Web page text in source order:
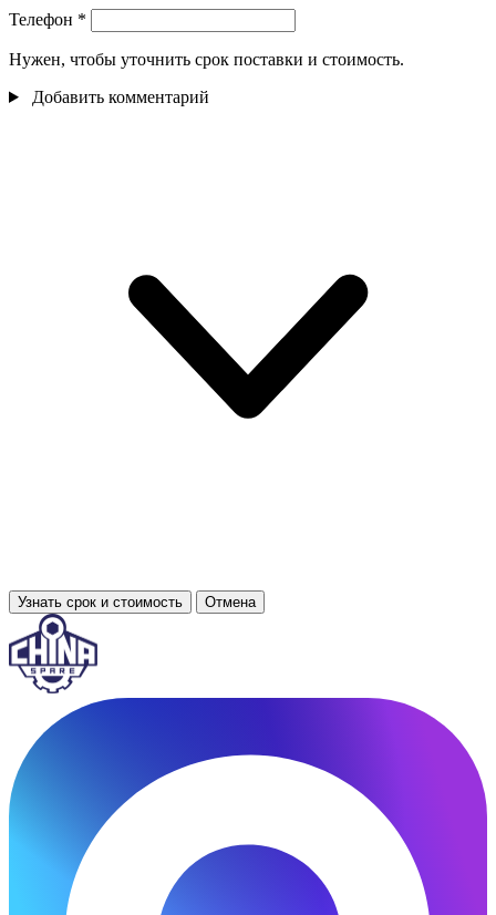
Телефон *
Нужен, чтобы уточнить срок поставки и стоимость.
Добавить комментарий
Узнать срок и стоимость Отмена